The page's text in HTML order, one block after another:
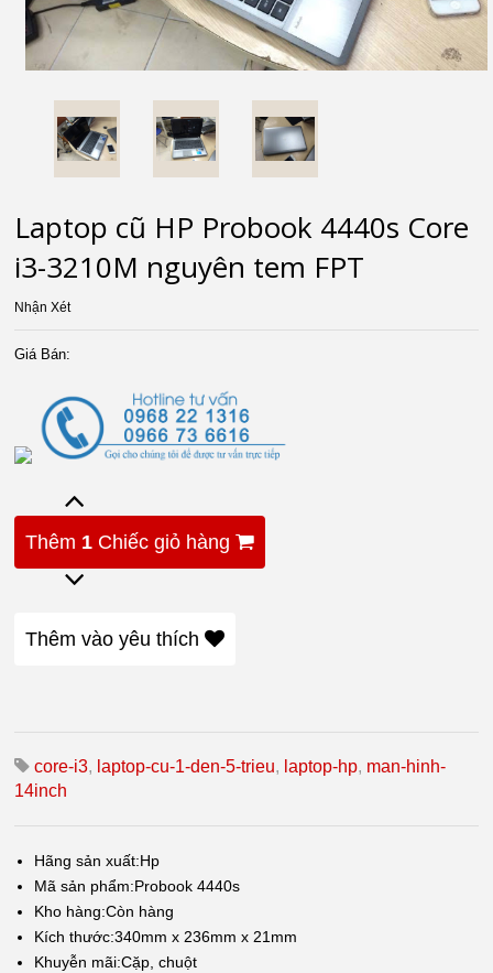
Laptop cũ HP Probook 4440s Core
i3-3210M nguyên tem FPT
Nhận Xét
Giá Bán:
Thêm 1 Chiếc giỏ hàng
Thêm vào yêu thích
core-i3, laptop-cu-1-den-5-trieu, laptop-hp, man-hinh-
14inch
Hãng sản xuất:Hp
Mã sản phẩm:Probook 4440s
Kho hàng:Còn hàng
Kích thước:340mm x 236mm x 21mm
Khuyễn mãi:Cặp, chuột